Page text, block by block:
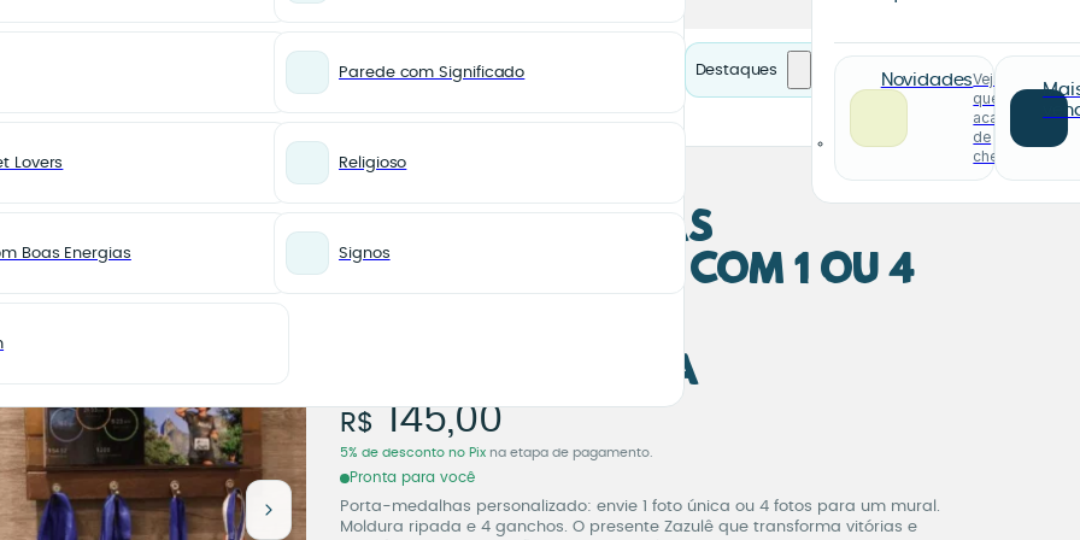
Parede com Significado
Lovers Religioso
Boas Energias Signos
Destaques
NovidadesVeja o
que
acabou
de
chegar
com 1 ou 4 Fotos – Moldura Ripada
Porta-Medalhas
Personalizado com 1 ou 4
Moldura Ripada
Porta-Medalhas Personalizado
R$ 145,00
5% de desconto no Pix na etapa de pagamento.
Pronta para você
Porta-medalhas personalizado: envie 1 foto única ou 4 fotos para um mural.
Moldura ripada e 4 ganchos. O presente Zazulê que transforma vitórias e